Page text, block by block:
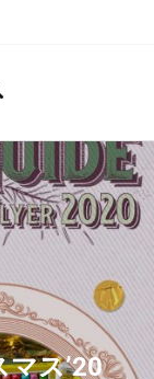
マス’20